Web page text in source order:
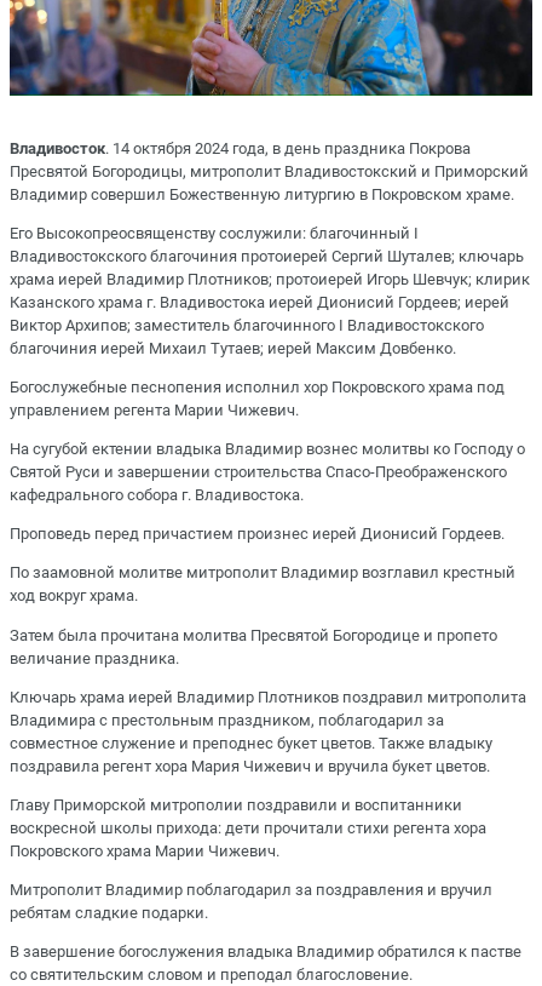
Владивосток. 14 октября 2024 года, в день праздника Покрова
Пресвятой Богородицы, митрополит Владивостокский и Приморский
Владимир совершил Божественную литургию в Покровском храме.
Его Высокопреосвященству сослужили: благочинный I
Владивостокского благочиния протоиерей Сергий Шуталев; ключарь
храма иерей Владимир Плотников; протоиерей Игорь Шевчук; клирик
Казанского храма г. Владивостока иерей Дионисий Гордеев; иерей
Виктор Архипов; заместитель благочинного I Владивостокского
благочиния иерей Михаил Тутаев; иерей Максим Довбенко.
Богослужебные песнопения исполнил хор Покровского храма под
управлением регента Марии Чижевич.
На сугубой ектении владыка Владимир вознес молитвы ко Господу о
Святой Руси и завершении строительства Спасо-Преображенского
кафедрального собора г. Владивостока.
Проповедь перед причастием произнес иерей Дионисий Гордеев.
По заамовной молитве митрополит Владимир возглавил крестный
ход вокруг храма.
Затем была прочитана молитва Пресвятой Богородице и пропето
величание праздника.
Ключарь храма иерей Владимир Плотников поздравил митрополита
Владимира с престольным праздником, поблагодарил за
совместное служение и преподнес букет цветов. Также владыку
поздравила регент хора Мария Чижевич и вручила букет цветов.
Главу Приморской митрополии поздравили и воспитанники
воскресной школы прихода: дети прочитали стихи регента хора
Покровского храма Марии Чижевич.
Митрополит Владимир поблагодарил за поздравления и вручил
ребятам сладкие подарки.
В завершение богослужения владыка Владимир обратился к пастве
со святительским словом и преподал благословение.